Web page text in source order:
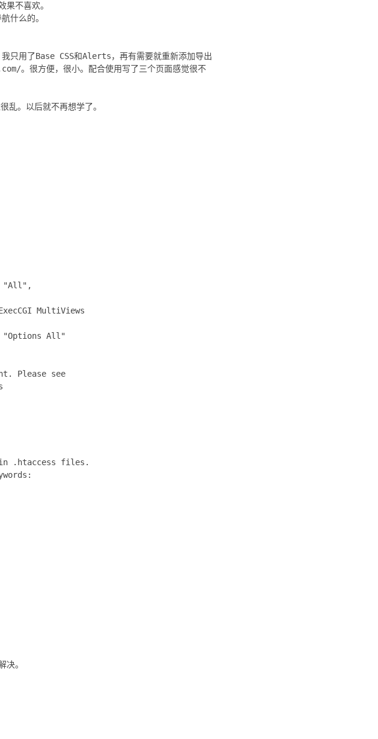
不喜欢。
什么的。
只用了Base CSS和Alerts，再有需要就重新添加导出
。很方便，很小。配合使用写了三个页面感觉很不
"All",
MultiViews
"Options All"
Please see
in .htaccess files.